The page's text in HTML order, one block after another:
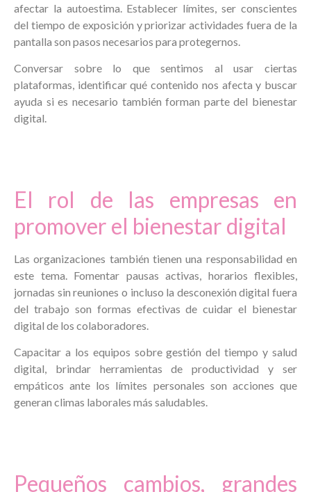
afectar la autoestima. Establecer límites, ser conscientes
del tiempo de exposición y priorizar actividades fuera de la
pantalla son pasos necesarios para protegernos.
Conversar sobre lo que sentimos al usar ciertas
plataformas, identificar qué contenido nos afecta y buscar
ayuda si es necesario también forman parte del bienestar
digital.
El rol de las empresas en
promover el bienestar digital
Las organizaciones también tienen una responsabilidad en
este tema. Fomentar pausas activas, horarios flexibles,
jornadas sin reuniones o incluso la desconexión digital fuera
del trabajo son formas efectivas de cuidar el bienestar
digital de los colaboradores.
Capacitar a los equipos sobre gestión del tiempo y salud
digital, brindar herramientas de productividad y ser
empáticos ante los límites personales son acciones que
generan climas laborales más saludables.
Pequeños cambios, grandes